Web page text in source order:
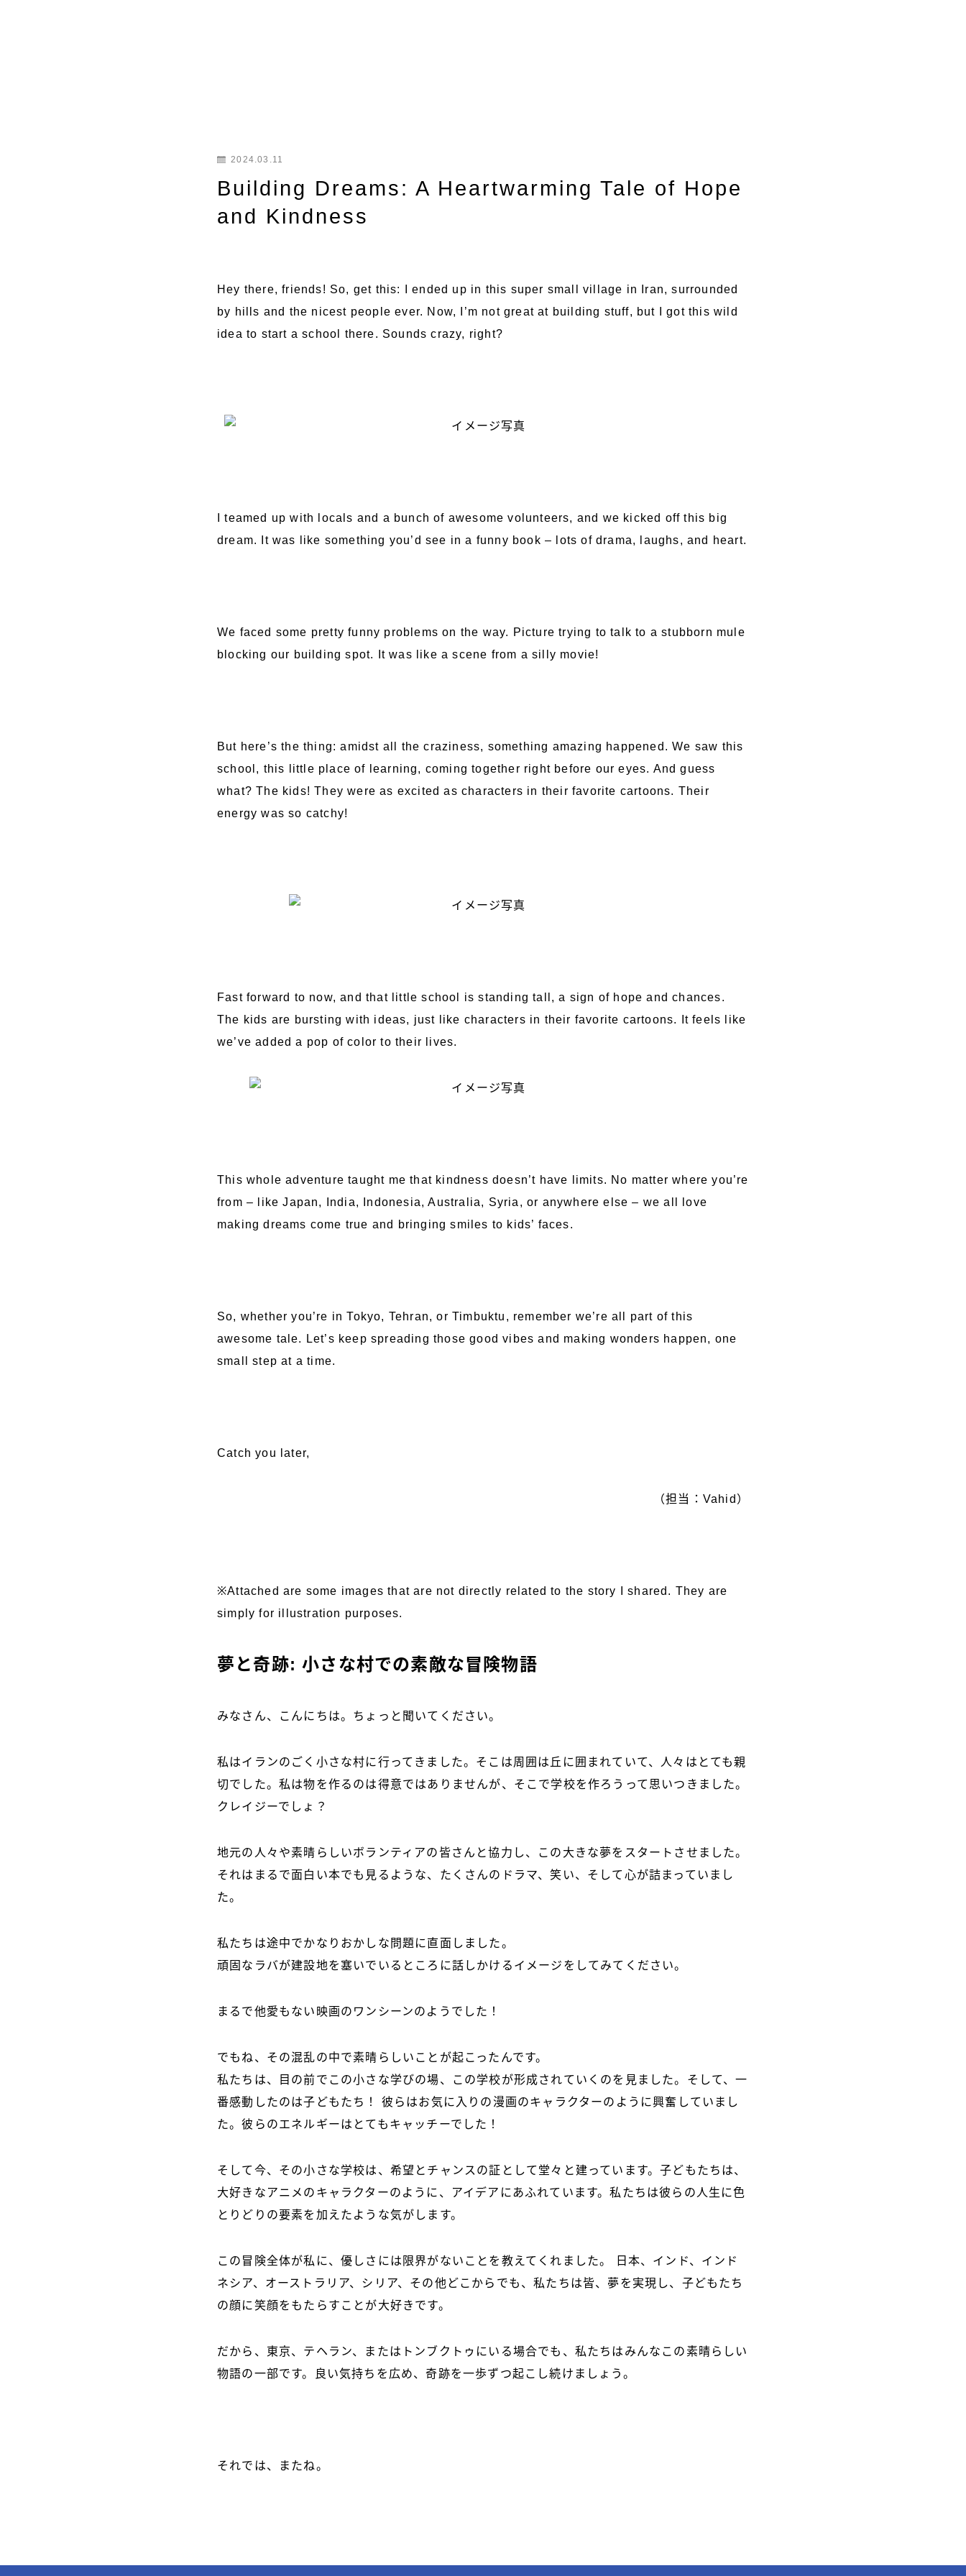
2024.03.11
Building Dreams: A Heartwarming Tale of Hope
and Kindness
Hey there, friends! So, get this: I ended up in this super small village in Iran, surrounded
by hills and the nicest people ever. Now, I’m not great at building stuff, but I got this wild
idea to start a school there. Sounds crazy, right?
I teamed up with locals and a bunch of awesome volunteers, and we kicked off this big
dream. It was like something you’d see in a funny book – lots of drama, laughs, and heart.
We faced some pretty funny problems on the way. Picture trying to talk to a stubborn mule
blocking our building spot. It was like a scene from a silly movie!
But here’s the thing: amidst all the craziness, something amazing happened. We saw this
school, this little place of learning, coming together right before our eyes. And guess
what? The kids! They were as excited as characters in their favorite cartoons. Their
energy was so catchy!
Fast forward to now, and that little school is standing tall, a sign of hope and chances.
The kids are bursting with ideas, just like characters in their favorite cartoons. It feels like
we’ve added a pop of color to their lives.
This whole adventure taught me that kindness doesn’t have limits. No matter where you’re
from – like Japan, India, Indonesia, Australia, Syria, or anywhere else – we all love
making dreams come true and bringing smiles to kids’ faces.
So, whether you’re in Tokyo, Tehran, or Timbuktu, remember we’re all part of this
awesome tale. Let’s keep spreading those good vibes and making wonders happen, one
small step at a time.
Catch you later,
（担当：Vahid）
※Attached are some images that are not directly related to the story I shared. They are
simply for illustration purposes.
夢と奇跡: 小さな村での素敵な冒険物語
みなさん、こんにちは。ちょっと聞いてください。
私はイランのごく小さな村に行ってきました。そこは周囲は丘に囲まれていて、人々はとても親
切でした。私は物を作るのは得意ではありませんが、そこで学校を作ろうって思いつきました。
クレイジーでしょ？
地元の人々や素晴らしいボランティアの皆さんと協力し、この大きな夢をスタートさせました。
それはまるで面白い本でも見るような、たくさんのドラマ、笑い、そして心が詰まっていまし
た。
私たちは途中でかなりおかしな問題に直面しました。
頑固なラバが建設地を塞いでいるところに話しかけるイメージをしてみてください。
まるで他愛もない映画のワンシーンのようでした！
でもね、その混乱の中で素晴らしいことが起こったんです。
私たちは、目の前でこの小さな学びの場、この学校が形成されていくのを見ました。そして、一
番感動したのは子どもたち！ 彼らはお気に入りの漫画のキャラクターのように興奮していまし
た。彼らのエネルギーはとてもキャッチーでした！
そして今、その小さな学校は、希望とチャンスの証として堂々と建っています。子どもたちは、
大好きなアニメのキャラクターのように、アイデアにあふれています。私たちは彼らの人生に色
とりどりの要素を加えたような気がします。
この冒険全体が私に、優しさには限界がないことを教えてくれました。
日本、インド、インド
ネシア、オーストラリア、シリア、その他どこからでも、私たちは皆、夢を実現し、子どもたち
の顔に笑顔をもたらすことが大好きです。
だから、東京、テヘラン、またはトンブクトゥにいる場合でも、私たちはみんなこの素晴らしい
物語の一部です。良い気持ちを広め、奇跡を一歩ずつ起こし続けましょう。
それでは、またね。